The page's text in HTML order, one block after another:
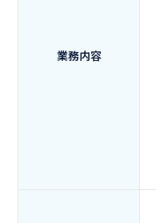
業務内容